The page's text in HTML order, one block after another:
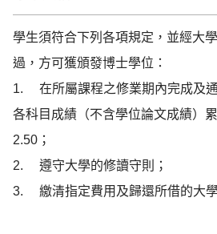
學生須符合下列各項規定，並經大
過，方可獲頒發博士學位：
1.     在所屬課程之修業期內完成及
各科目成績（不含學位論文成績）
2.50；
2.     遵守大學的修讀守則；
3.     繳清指定費用及歸還所借的大